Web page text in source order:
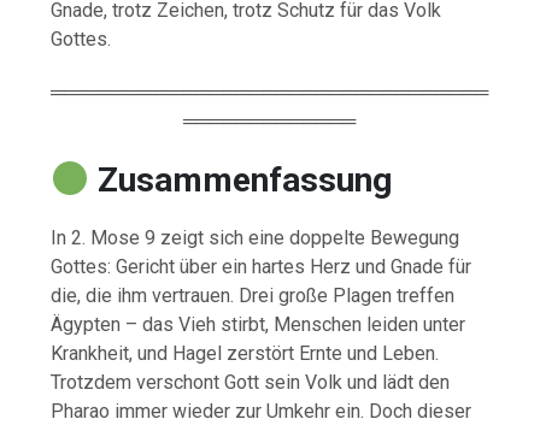
Gnade, trotz Zeichen, trotz Schutz für das Volk
Gottes.
═════════════════════════════════
═════════════
Zusammenfassung
In 2. Mose 9 zeigt sich eine doppelte Bewegung
Gottes: Gericht über ein hartes Herz und Gnade für
die, die ihm vertrauen. Drei große Plagen treffen
Ägypten – das Vieh stirbt, Menschen leiden unter
Krankheit, und Hagel zerstört Ernte und Leben.
Trotzdem verschont Gott sein Volk und lädt den
Pharao immer wieder zur Umkehr ein. Doch dieser